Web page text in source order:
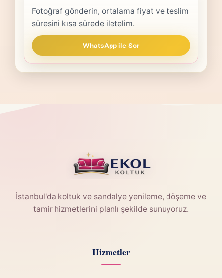
Fotoğraf gönderin, ortalama fiyat ve teslim
süresini kısa sürede iletelim.
WhatsApp ile Sor
İstanbul'da koltuk ve sandalye yenileme, döşeme ve
tamir hizmetlerini planlı şekilde sunuyoruz.
Hizmetler